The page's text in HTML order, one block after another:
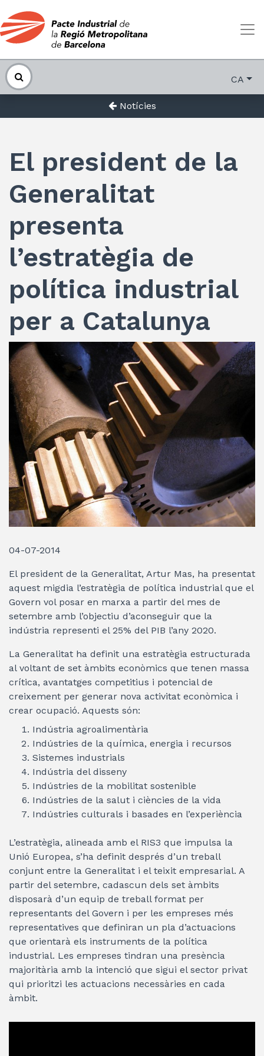
CA
Notícies
El president de la
Generalitat
presenta
l’estratègia de
política industrial
per a Catalunya
04-07-2014
El president de la Generalitat, Artur Mas, ha presentat
aquest migdia l’estratègia de política industrial que el
Govern vol posar en marxa a partir del mes de
setembre amb l’objectiu d’aconseguir que la
indústria representi el 25% del PIB l’any 2020.
La Generalitat ha definit una estratègia estructurada
al voltant de set àmbits econòmics que tenen massa
crítica, avantatges competitius i potencial de
creixement per generar nova activitat econòmica i
crear ocupació. Aquests són:
Indústria agroalimentària
Indústries de la química, energia i recursos
Sistemes industrials
Indústria del disseny
Indústries de la mobilitat sostenible
Indústries de la salut i ciències de la vida
Indústries culturals i basades en l’experiència
L’estratègia, alineada amb el RIS3 que impulsa la
Unió Europea, s’ha definit després d’un treball
conjunt entre la Generalitat i el teixit empresarial. A
partir del setembre, cadascun dels set àmbits
disposarà d’un equip de treball format per
representants del Govern i per les empreses més
representatives que definiran un pla d’actuacions
que orientarà els instruments de la política
industrial. Les empreses tindran una presència
majoritària amb la intenció que sigui el sector privat
qui prioritzi les actuacions necessàries en cada
àmbit.